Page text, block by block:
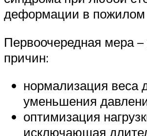
деформации в пожилом
Первоочередная мера –
причин:
нормализация веса
уменьшения
оптимизация
исключающая